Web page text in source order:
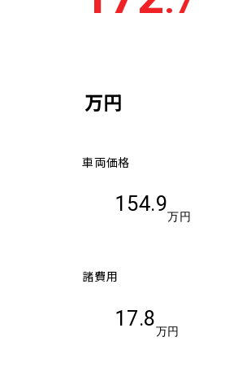
万円
車両価格
154.9
万円
諸費用
17.8
万円